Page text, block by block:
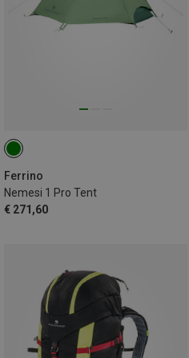
Ferrino
Nemesi 1 Pro Tent
€ 271,60